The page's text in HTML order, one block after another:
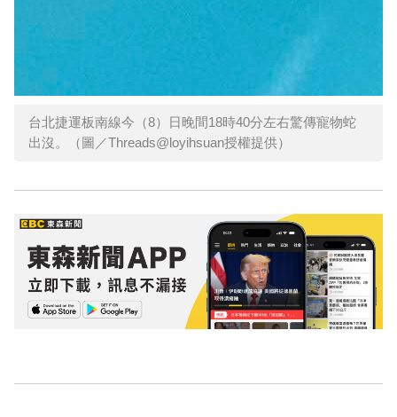
台北捷運板南線今（8）日晚間18時40分左右驚傳寵物蛇
出沒。（圖／Threads@loyihsuan授權提供）